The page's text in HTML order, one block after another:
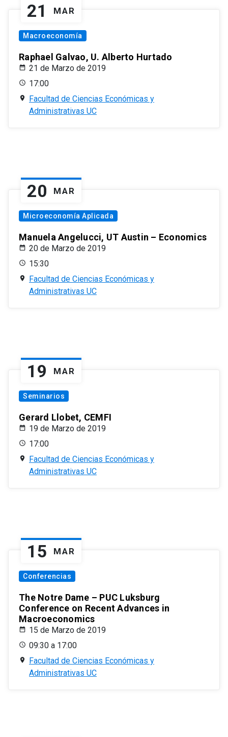
21 MAR
Macroeconomía
Raphael Galvao, U. Alberto Hurtado
21 de Marzo de 2019
17:00
Facultad de Ciencias Económicas y
Administrativas UC
20 MAR
Microeconomía Aplicada
Manuela Angelucci, UT Austin – Economics
20 de Marzo de 2019
15:30
Facultad de Ciencias Económicas y
Administrativas UC
19 MAR
Seminarios
Gerard Llobet, CEMFI
19 de Marzo de 2019
17:00
Facultad de Ciencias Económicas y
Administrativas UC
15 MAR
Conferencias
The Notre Dame – PUC Luksburg
Conference on Recent Advances in
Macroeconomics
15 de Marzo de 2019
09:30 a 17:00
Facultad de Ciencias Económicas y
Administrativas UC